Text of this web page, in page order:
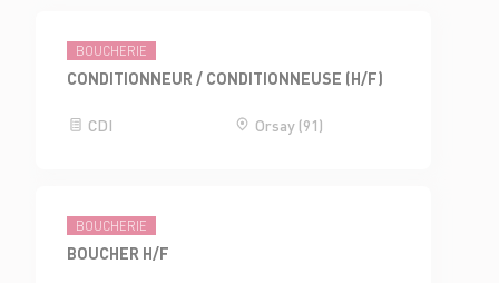
BOUCHERIE
CONDITIONNEUR / CONDITIONNEUSE (H/F)
CDI Orsay (91)
BOUCHERIE
BOUCHER H/F